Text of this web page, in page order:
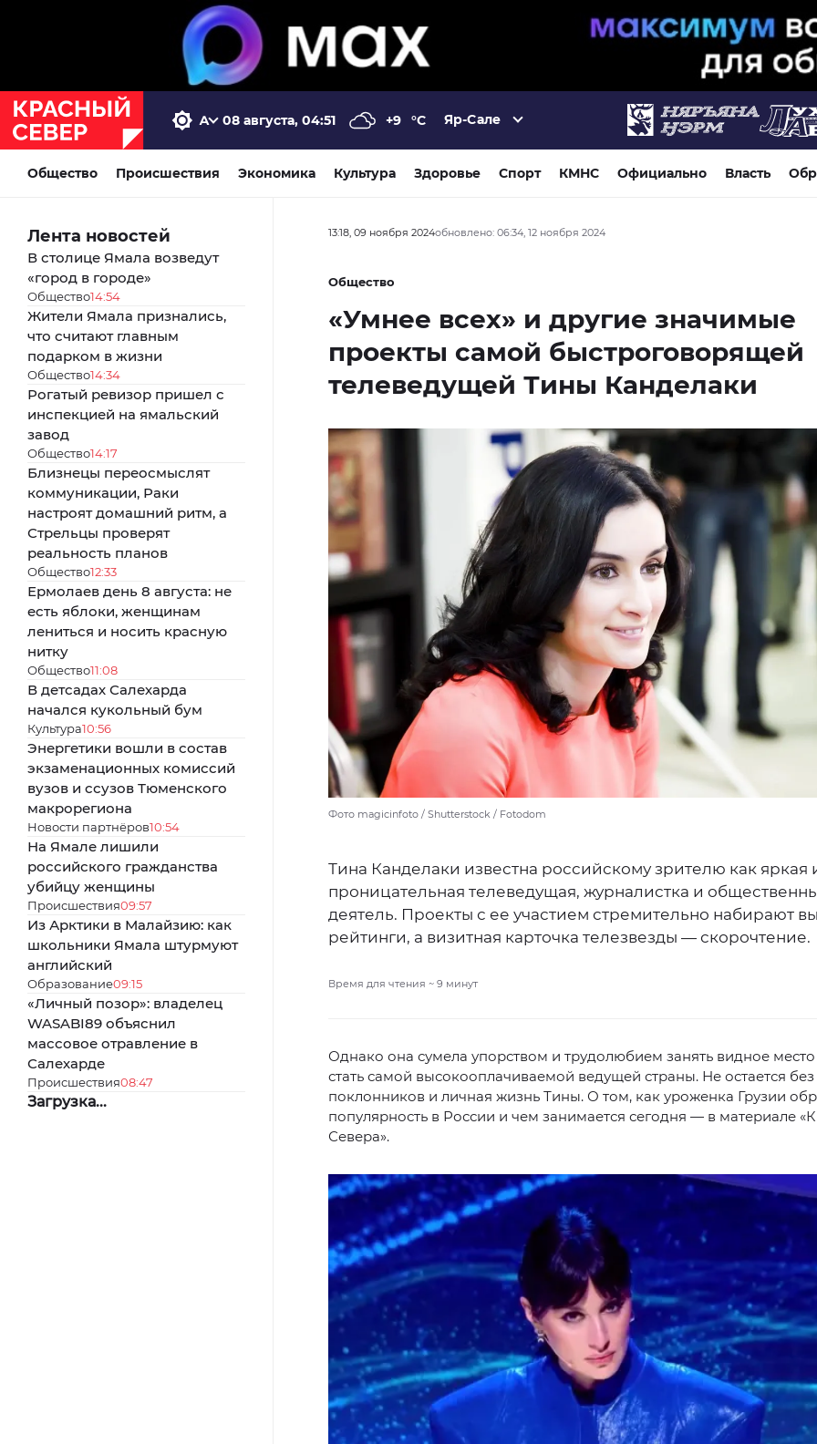
08 августа, 04:51 +9 °C Яр-Сале
Общество Происшествия Экономика Культура Здоровье Спорт КМНС Официально Власть
Лента новостей
В столице Ямала возведут
«город в городе»
Общество14:54
Жители Ямала признались,
что считают главным
подарком в жизни
Общество14:34
Рогатый ревизор пришел с
инспекцией на ямальский
завод
Общество14:17
Близнецы переосмыслят
коммуникации, Раки
настроят домашний ритм, а
Стрельцы проверят
реальность планов
Общество12:33
Ермолаев день 8 августа: не
есть яблоки, женщинам
лениться и носить красную
нитку
Общество11:08
В детсадах Салехарда
начался кукольный бум
Культура10:56
Энергетики вошли в состав
экзаменационных комиссий
вузов и ссузов Тюменского
макрорегиона
Новости партнёров10:54
На Ямале лишили
российского гражданства
убийцу женщины
Происшествия09:57
Из Арктики в Малайзию: как
школьники Ямала штурмуют
английский
Образование09:15
«Личный позор»: владелец
WASABI89 объяснил
массовое отравление в
Салехарде
Происшествия08:47
Загрузка...
13:18, 09 ноября 2024обновлено: 06:34, 12 ноября 2024
Общество
«Умнее всех» и другие значимые
проекты самой быстроговорящей
телеведущей Тины Канделаки
Фото magicinfoto / Shutterstock / Fotodom
Тина Канделаки известна российскому зрителю как яркая
проницательная телеведущая, журналистка и
деятель. Проекты с ее участием стремительно набирают
рейтинги, а визитная карточка телезвезды — скорочтение.
Время для чтения ~ 9 минут
Однако она сумела упорством и трудолюбием занять видное
стать самой высокооплачиваемой ведущей страны. Не остается
поклонников и личная жизнь Тины. О том, как уроженка Грузии
популярность в России и чем занимается сегодня — в материале
Севера».